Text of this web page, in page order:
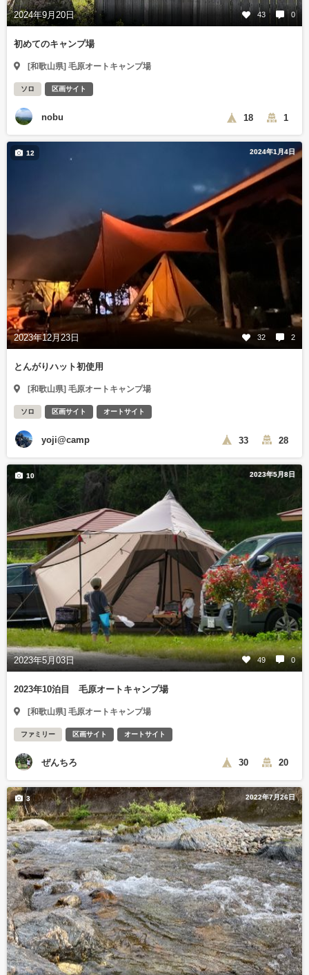
2024年9月20日 43 0
初めてのキャンプ場
[和歌山県] 毛原オートキャンプ場
ソロ 区画サイト
nobu 18 1
2024年1月4日
2023年12月23日 32 2
12
とんがりハット初使用
[和歌山県] 毛原オートキャンプ場
ソロ 区画サイト オートサイト
yoji@camp 33 28
2023年5月8日
2023年5月03日 49 0
10
2023年10泊目 毛原オートキャンプ場
[和歌山県] 毛原オートキャンプ場
ファミリー 区画サイト オートサイト
ぜんちろ 30 20
2022年7月26日
3